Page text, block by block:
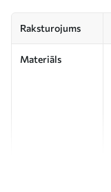
Raksturojums
Materiāls